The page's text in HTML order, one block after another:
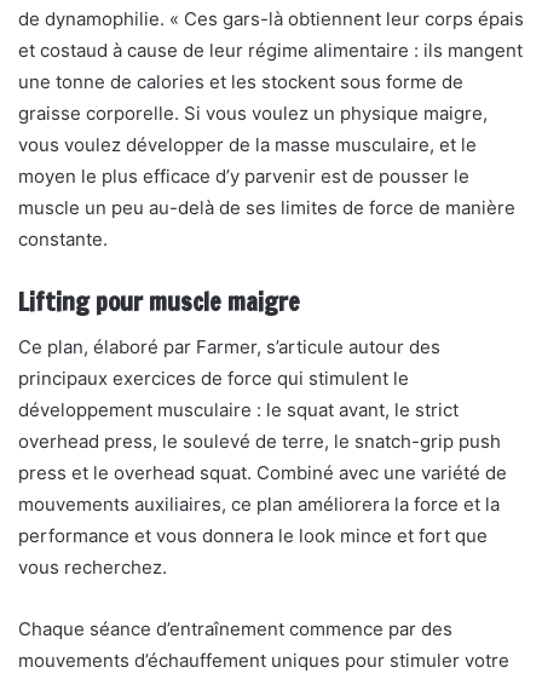
de dynamophilie. « Ces gars-là obtiennent leur corps épais
et costaud à cause de leur régime alimentaire : ils mangent
une tonne de calories et les stockent sous forme de
graisse corporelle. Si vous voulez un physique maigre,
vous voulez développer de la masse musculaire, et le
moyen le plus efficace d’y parvenir est de pousser le
muscle un peu au-delà de ses limites de force de manière
constante.
Lifting pour muscle maigre
Ce plan, élaboré par Farmer, s’articule autour des
principaux exercices de force qui stimulent le
développement musculaire : le squat avant, le strict
overhead press, le soulevé de terre, le snatch-grip push
press et le overhead squat. Combiné avec une variété de
mouvements auxiliaires, ce plan améliorera la force et la
performance et vous donnera le look mince et fort que
vous recherchez.
Chaque séance d’entraînement commence par des
mouvements d’échauffement uniques pour stimuler votre